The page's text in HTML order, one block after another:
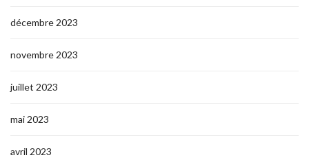
décembre 2023
novembre 2023
juillet 2023
mai 2023
avril 2023